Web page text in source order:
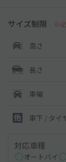
サイズ制限 ※
高さ
長さ
車幅
車下 / タイ
対応車種
オートバイ